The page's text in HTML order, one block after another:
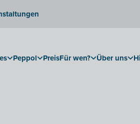
Peppol PreisFür wen? Über uns